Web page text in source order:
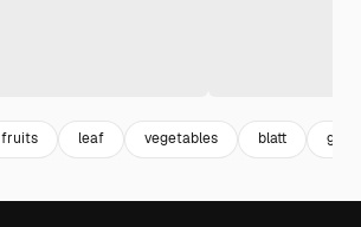
fruits leaf vegetables blatt